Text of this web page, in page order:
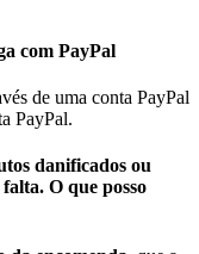
com PayPal
de uma conta PayPal
PayPal.
danificados ou
O que posso